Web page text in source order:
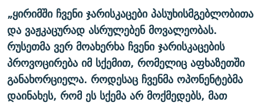
„ყირიმში ჩვენი ჯარისკაცები პასუხისმგებლობითა
და ვაჟკაცურად ასრულებენ მოვალეობას.
რუსეთმა ვერ მოახერხა ჩვენი ჯარისკაცების
პროვოცირება იმ სქემით, რომელიც აფხაზეთში
განახორციელა. როდესაც ჩვენმა ოპონენტებმა
დაინახეს, რომ ეს სქემა არ მოქმედებს, მათ